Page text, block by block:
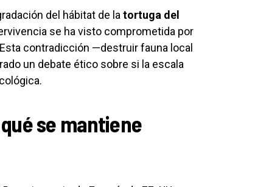
del hábitat de la tortuga del
se ha visto comprometida por
contradicción —destruir fauna local
un debate ético sobre si la escala
se mantiene